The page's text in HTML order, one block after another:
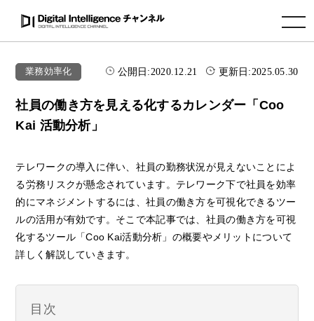
toggle navigation
業務効率化 公開日:2020.12.21 更新日:2025.05.30
社員の働き方を見える化するカレンダー「Coo
Kai 活動分析」
テレワークの導入に伴い、社員の勤務状況が見えないことによ
る労務リスクが懸念されています。テレワーク下で社員を効率
的にマネジメントするには、社員の働き方を可視化できるツー
ルの活用が有効です。そこで本記事では、社員の働き方を可視
化するツール「Coo Kai活動分析」の概要やメリットについて
詳しく解説していきます。
目次